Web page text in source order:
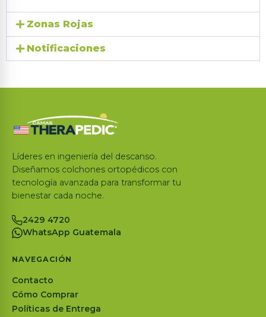
Zonas Rojas
Notificaciones
Líderes en ingeniería del descanso.
Diseñamos colchones ortopédicos con
tecnología avanzada para transformar tu
bienestar cada noche.
2429 4720
WhatsApp Guatemala
NAVEGACIÓN
Contacto
Cómo Comprar
Políticas de Entrega